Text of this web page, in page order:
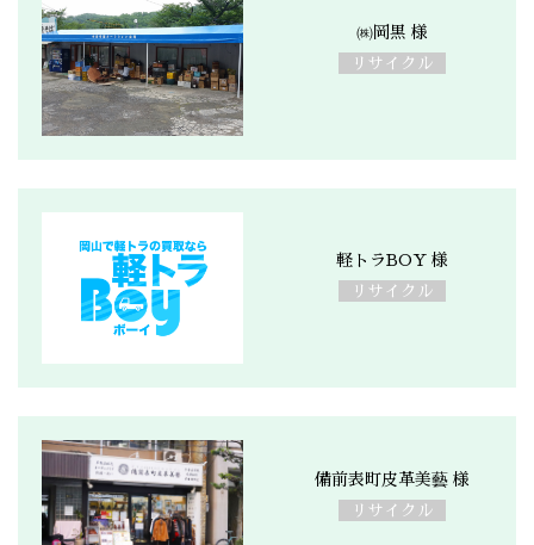
㈱岡黒 様
リサイクル
軽トラBOY 様
リサイクル
備前表町皮革美藝 様
リサイクル